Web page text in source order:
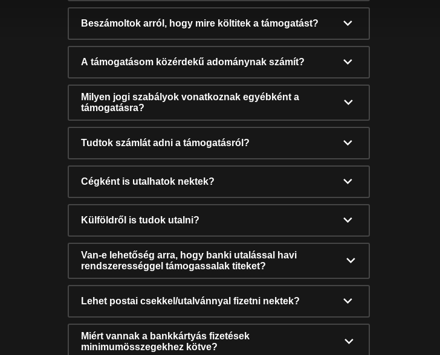
Beszámoltok arról, hogy mire költitek a támogatást?
A támogatásom közérdekű adománynak számít?
Milyen jogi szabályok vonatkoznak egyébként a
támogatásra?
Tudtok számlát adni a támogatásról?
Cégként is utalhatok nektek?
Külföldről is tudok utalni?
Van-e lehetőség arra, hogy banki utalással havi
rendszerességgel támogassalak titeket?
Lehet postai csekkel/utalvánnyal fizetni nektek?
Miért vannak a bankkártyás fizetések
minimumösszegekhez kötve?